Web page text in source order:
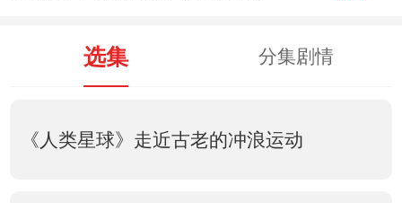
选集 分集剧情
《人类星球》走近古老的冲浪运动